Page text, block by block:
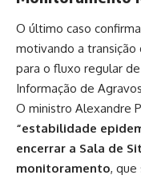
O último caso
motivando a
para o fluxo regular
Informação de
O ministro Alexandre
“estabilidade
encerrar a Sala de
monitoramento, que